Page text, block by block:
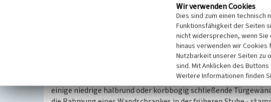
Ältester Teil des Mühlenanwesens ist das Wohnhaus an seinem
unregelmäßig verteilten kleinen Fenstern, die meist zu
gegliedert. Ihre Rahmungen besitzen gekehlte Profile, wie sie
Rückseite zeigt noch einige dieser ursprünglichen
neben dem Mühlensymbol die Datierung 1580. Das Innere des
weitgehend erhalten. Die kleinen und niedrigen Räume
Lebensgewohnheiten des als wohlhabend geltenden
einige niedrige halbrund oder korbbogig schließende
Wir verwenden Cookies
Dies sind zum einen technisch
Funktionsfähigkeit der Seiten
nicht widersprechen, wenn
hinaus verwenden wir Cookies
Nutzbarkeit unserer Seiten zu
sind. Mit Anklicken des
Weitere Informationen finden